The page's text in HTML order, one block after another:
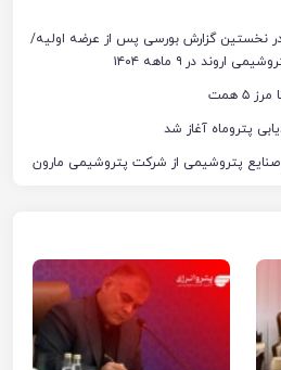
نخستین گزارش بورسی پس از عرضه اولیه/
همت
پتروماه آغاز شد
پتروشیمی از شرکت پتروشیمی مارون